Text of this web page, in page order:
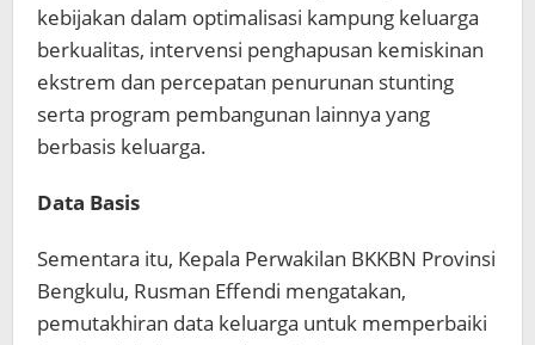
kebijakan dalam optimalisasi kampung keluarga
berkualitas, intervensi penghapusan kemiskinan
ekstrem dan percepatan penurunan stunting
serta program pembangunan lainnya yang
berbasis keluarga.
Data Basis
Sementara itu, Kepala Perwakilan BKKBN Provinsi
Bengkulu, Rusman Effendi mengatakan,
pemutakhiran data keluarga untuk memperbaiki